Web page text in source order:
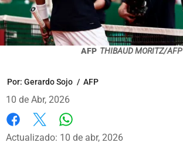
AFP THIBAUD MORITZ/AFP
Por: Gerardo Sojo / AFP
10 de Abr, 2026
Facebook
X
Actualizado: 10 de abr, 2026